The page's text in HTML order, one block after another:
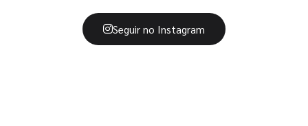
Seguir no Instagram